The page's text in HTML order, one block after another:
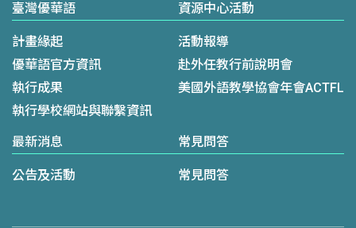
臺灣優華語
計畫緣起
優華語官方資訊
執行成果
執行學校網站與聯繫資訊
資源中心活動
活動報導
赴外任教行前說明會
美國外語教學協會年會ACTFL
最新消息
公告及活動
常見問答
常見問答